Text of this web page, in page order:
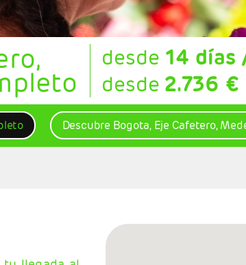
desde 14 días
desde 2.736 €
Descubre Bogota, Eje Cafetero,